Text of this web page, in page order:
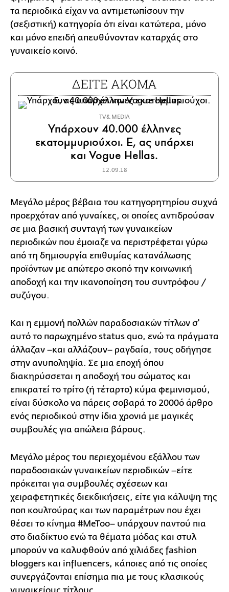
τα περιοδικά είχαν να αντιμετωπίσουν την
(σεξιστική) κατηγορία ότι είναι κατώτερα, μόνο
και μόνο επειδή απευθύνονταν καταρχάς στο
γυναικείο κοινό.
ΔΕΙΤΕ ΑΚΟΜΑ
TV & MEDIA
Υπάρχουν 40.000 έλληνες
εκατομμυριούχοι. Ε, ας υπάρχει
και Vogue Hellas.
12.09.18
Μεγάλο μέρος βέβαια του κατηγορητηρίου συχνά
προερχόταν από γυναίκες, οι οποίες αντιδρούσαν
σε μια βασική συνταγή των γυναικείων
περιοδικών που έμοιαζε να περιστρέφεται γύρω
από τη δημιουργία επιθυμίας κατανάλωσης
προϊόντων με απώτερο σκοπό την κοινωνική
αποδοχή και την ικανοποίηση του συντρόφου /
συζύγου.
Και η εμμονή πολλών παραδοσιακών τίτλων σ'
αυτό το παρωχημένο status quo, ενώ τα πράγματα
άλλαζαν –και αλλάζουν– ραγδαία, τους οδήγησε
στην ανυποληψία. Σε μια εποχή όπου
διακηρύσσεται η αποδοχή του σώματος και
επικρατεί το τρίτο (ή τέταρτο) κύμα φεμινισμού,
είναι δύσκολο να πάρεις σοβαρά το 2000ό άρθρο
ενός περιοδικού στην ίδια χρονιά με μαγικές
συμβουλές για απώλεια βάρους.
Μεγάλο μέρος του περιεχομένου εξάλλου των
παραδοσιακών γυναικείων περιοδικών –είτε
πρόκειται για συμβουλές σχέσεων και
χειραφετητικές διεκδικήσεις, είτε για κάλυψη της
ποπ κουλτούρας και των παραμέτρων που έχει
θέσει το κίνημα #MeToo– υπάρχουν παντού πια
στο διαδίκτυο ενώ τα θέματα μόδας και στυλ
μπορούν να καλυφθούν από χιλιάδες fashion
bloggers και influencers, κάποιες από τις οποίες
συνεργάζονται επίσημα πια με τους κλασικούς